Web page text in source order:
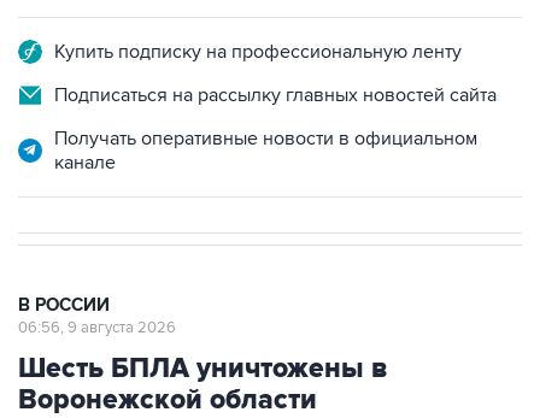
Купить подписку на профессиональную ленту
Подписаться на рассылку главных новостей сайта
Получать оперативные новости в официальном
канале
В РОССИИ
06:56, 9 августа 2026
Шесть БПЛА уничтожены в
Воронежской области